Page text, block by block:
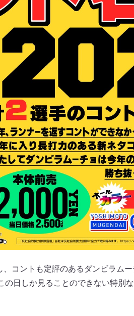
コントも定評のあるダンビラム
日しか見ることのできない特別